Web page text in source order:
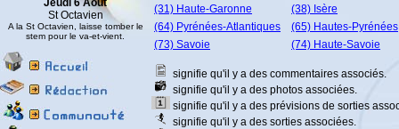
Jeudi 6 Août
St Octavien
A la St Octavien, laisse tomber le
stem pour le va-et-vient.
(31) Haute-Garonne
(38) Isère
(64) Pyrénées-Atlantiques
(65) Hautes-Pyrénées
(73) Savoie
(74) Haute-Savoie
signifie qu'il y a des commentaires associés.
signifie qu'il y a des photos associées.
signifie qu'il y a des prévisions de sorties
signifie qu'il y a des sorties associées.